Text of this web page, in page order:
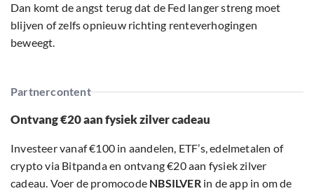
Dan komt de angst terug dat de Fed langer streng moet
blijven of zelfs opnieuw richting renteverhogingen
beweegt.
Partnercontent
Ontvang €20 aan fysiek zilver cadeau
Investeer vanaf €100 in aandelen, ETF’s, edelmetalen of
crypto via Bitpanda en ontvang €20 aan fysiek zilver
cadeau. Voer de promocode NBSILVERin de app in om de